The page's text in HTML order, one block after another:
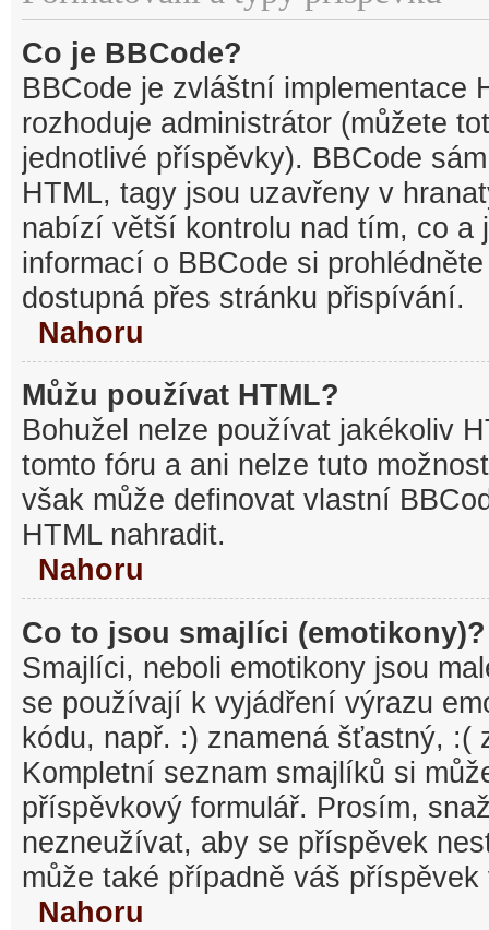
Co je BBCode?
BBCode je zvláštní implementace
rozhoduje administrátor (můžete
jednotlivé příspěvky). BBCode
HTML, tagy jsou uzavřeny v
nabízí větší kontrolu nad tím, co a
informací o BBCode si
dostupná přes stránku přispívání.
Nahoru
Můžu používat HTML?
Bohužel nelze používat jakékoliv
tomto fóru a ani nelze tuto
však může definovat vlastní
HTML nahradit.
Nahoru
Co to jsou smajlíci (emotikony)?
Smajlíci, neboli emotikony jsou
se používají k vyjádření výrazu
kódu, např. :) znamená šťastný, :(
Kompletní seznam smajlíků si
příspěvkový formulář. Prosím,
nezneužívat, aby se příspěvek
může také případně váš
Nahoru